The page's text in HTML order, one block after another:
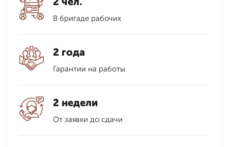
В бригаде рабочих
2 года
Гарантии на работы
2 недели
От заявки до сдачи